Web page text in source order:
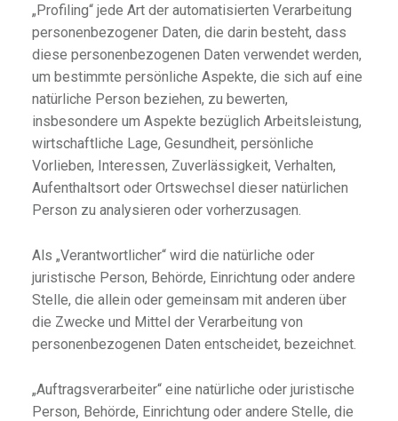
„Profiling“ jede Art der automatisierten Verarbeitung
personenbezogener Daten, die darin besteht, dass
diese personenbezogenen Daten verwendet werden,
um bestimmte persönliche Aspekte, die sich auf eine
natürliche Person beziehen, zu bewerten,
insbesondere um Aspekte bezüglich Arbeitsleistung,
wirtschaftliche Lage, Gesundheit, persönliche
Vorlieben, Interessen, Zuverlässigkeit, Verhalten,
Aufenthaltsort oder Ortswechsel dieser natürlichen
Person zu analysieren oder vorherzusagen.
Als „Verantwortlicher“ wird die natürliche oder
juristische Person, Behörde, Einrichtung oder andere
Stelle, die allein oder gemeinsam mit anderen über
die Zwecke und Mittel der Verarbeitung von
personenbezogenen Daten entscheidet, bezeichnet.
„Auftragsverarbeiter“ eine natürliche oder juristische
Person, Behörde, Einrichtung oder andere Stelle, die